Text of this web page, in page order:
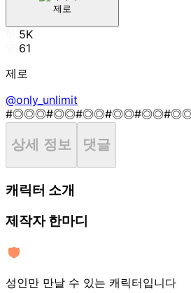
제로
5K
61
제로
@only_unlimit
#◎◎◎#◎◎#◎◎#◎◎#◎◎
상세 정보 댓글
캐릭터 소개
제작자 한마디
성인만 만날 수 있는 캐릭터입니다